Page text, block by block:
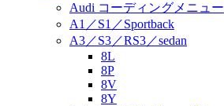
Audi コーディングメニュー
A1／S1／Sportback
A3／S3／RS3／sedan
8L
8P
8V
8Y